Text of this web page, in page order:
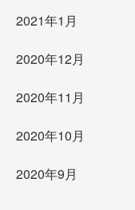
2021年1月
2020年12月
2020年11月
2020年10月
2020年9月